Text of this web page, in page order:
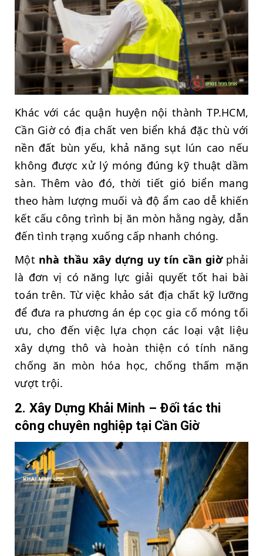
Khác với các quận huyện nội thành TP.HCM,
Cần Giờ có địa chất ven biển khá đặc thù với
nền đất bùn yếu, khả năng sụt lún cao nếu
không được xử lý móng đúng kỹ thuật dầm
sàn. Thêm vào đó, thời tiết gió biển mang
theo hàm lượng muối và độ ẩm cao dễ khiến
kết cấu công trình bị ăn mòn hằng ngày, dẫn
đến tình trạng xuống cấp nhanh chóng.
Một nhà thầu xây dựng uy tín cần giờphải
là đơn vị có năng lực giải quyết tốt hai bài
toán trên. Từ việc khảo sát địa chất kỹ lưỡng
để đưa ra phương án ép cọc gia cố móng tối
ưu, cho đến việc lựa chọn các loại vật liệu
xây dựng thô và hoàn thiện có tính năng
chống ăn mòn hóa học, chống thấm mặn
vượt trội.
2. Xây Dựng Khải Minh – Đối tác thi
công chuyên nghiệp tại Cần Giờ